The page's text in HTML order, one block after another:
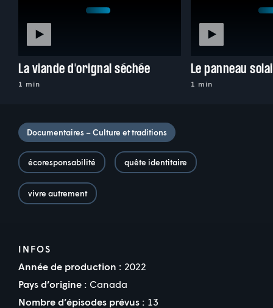
La viande d'orignal séchée
1 min
Le panneau
1 min
Documentaires – Culture et traditions
écoresponsabilité quête identitaire
vivre autrement
INFOS
Année de production : 2022
Pays d’origine : Canada
Nombre d’épisodes prévus : 13